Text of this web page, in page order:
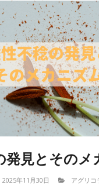
発見とそのメ
2025年11月30日
アグリコ